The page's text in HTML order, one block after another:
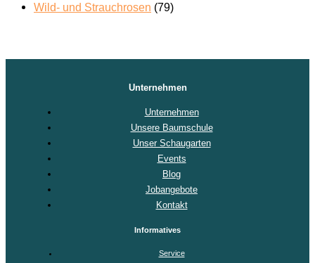
Wild- und Strauchrosen (79)
Unternehmen
Unternehmen
Unsere Baumschule
Unser Schaugarten
Events
Blog
Jobangebote
Kontakt
Informatives
Service